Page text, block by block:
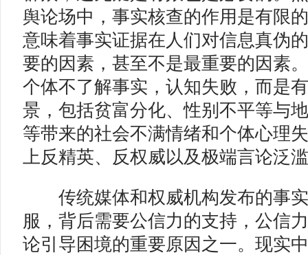
舆论场中，事实核查的作用是有限
意味着事实证据在人们对信息真伪
要的因素，甚至不是最重要的因素
个体不了解事实，认知失败，而是
景，包括贫富分化、性别不平等与
等带来的社会不满情绪和个体心理
上反精英、反权威以及极端言论泛
传统媒体和权威机构发布的事实
服，背后需要公信力的支持，公信
论引导困境的重要原因之一。现实